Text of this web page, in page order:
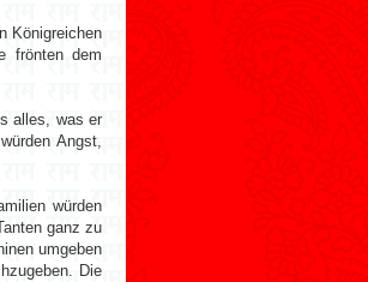
Königreichen
frönten dem
alles, was er
Angst,
würden
ganz zu
umgeben
Die